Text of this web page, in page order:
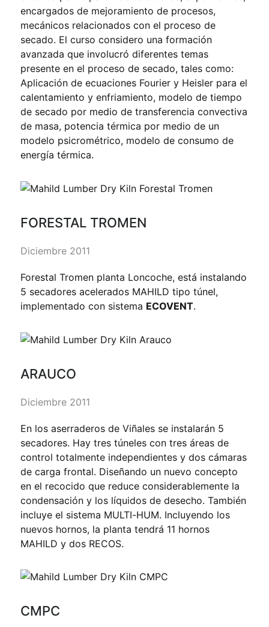
encargados de mejoramiento de procesos,
mecánicos relacionados con el proceso de
secado. El curso considero una formación
avanzada que involucró diferentes temas
presente en el proceso de secado, tales como:
Aplicación de ecuaciones Fourier y Heisler para el
calentamiento y enfriamiento, modelo de tiempo
de secado por medio de transferencia convectiva
de masa, potencia térmica por medio de un
modelo psicrométrico, modelo de consumo de
energía térmica.
FORESTAL TROMEN
Diciembre 2011
Forestal Tromen planta Loncoche, está instalando
5 secadores acelerados MAHILD tipo túnel,
implementado con sistema ECOVENT.
ARAUCO
Diciembre 2011
En los aserraderos de Viñales se instalarán 5
secadores. Hay tres túneles con tres áreas de
control totalmente independientes y dos cámaras
de carga frontal. Diseñando un nuevo concepto
en el recocido que reduce considerablemente la
condensación y los líquidos de desecho. También
incluye el sistema MULTI-HUM. Incluyendo los
nuevos hornos, la planta tendrá 11 hornos
MAHILD y dos RECOS.
CMPC